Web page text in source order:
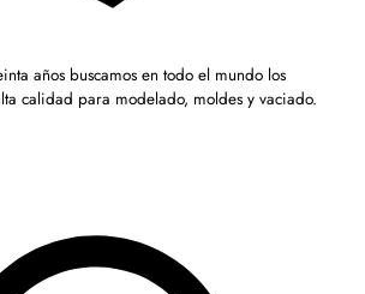
años buscamos en todo el mundo los
calidad para modelado, moldes y vaciado.